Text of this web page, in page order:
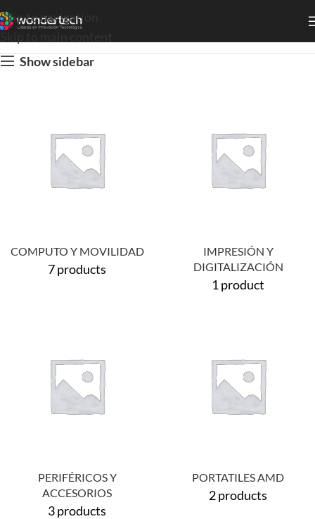
Skip to navigation
Show sidebar
COMPUTO Y MOVILIDAD
7 products
IMPRESIÓN Y
DIGITALIZACIÓN
1 product
PERIFÉRICOS Y
ACCESORIOS
3 products
PORTATILES AMD
2 products